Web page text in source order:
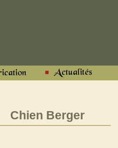
Chien Berger